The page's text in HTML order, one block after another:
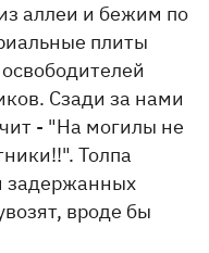
аллеи и бежим по
плиты
Сзади за нами
- "На могилы не
Толпа
задержанных
вроде бы